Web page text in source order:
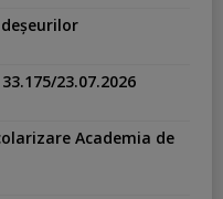
23.07.2026
Academia de